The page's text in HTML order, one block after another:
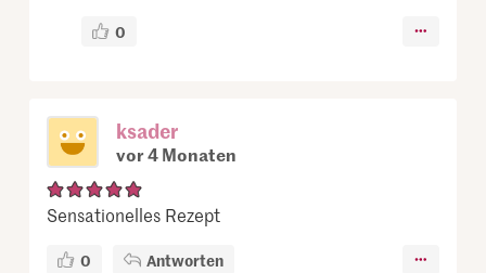
0
ksader
vor 4 Monaten
Sensationelles Rezept
0 Antworten